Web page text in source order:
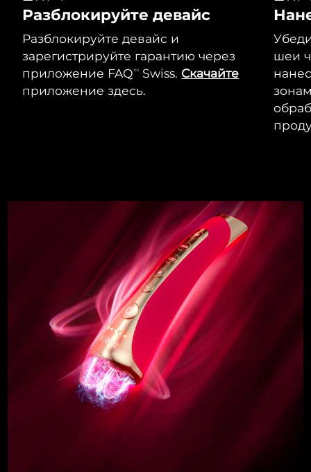
Разблокируйте девайс
Разблокируйте девайс и
зарегистрируйте гарантию через
приложение FAQTM Swiss. Скачайте
приложение здесь.
шеи